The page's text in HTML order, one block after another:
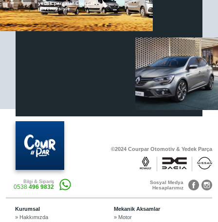
Otomobil, Suv, arazi ve ticari araçlar için
gerekli sarf malzemeler Courpar’da
3D baskı teknolojisiyle üretiyor,
müşterilerimize çözüm sunuyoruz.
Renault & Dacia Araçlarınızda
Yedek Parça Çözümleri için
En Güvenilir Destek Noktası
yedek parçalar Courpar
güvencesiyle
©2024 Courpar Otomotiv & Yedek Parça
Bilgi & Sipariş
0538 496 9832
Sosyal Medya
Hesaplarımız
Kurumsal
» Hakkımızda
Mekanik Aksamlar
» Motor